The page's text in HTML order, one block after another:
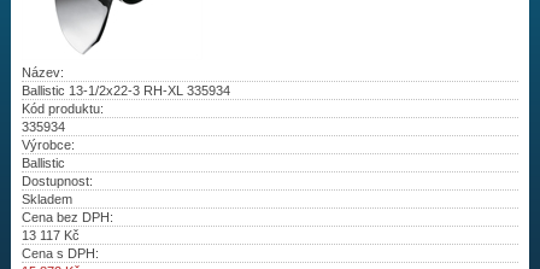
Vrtule
Kontakty
Aktuality
Název:
Ballistic 13-1/2x22-3 RH-XL 335934
Kód produktu:
335934
Výrobce:
Ballistic
Dostupnost:
Skladem
Cena bez DPH:
13 117Kč
Cena s DPH: